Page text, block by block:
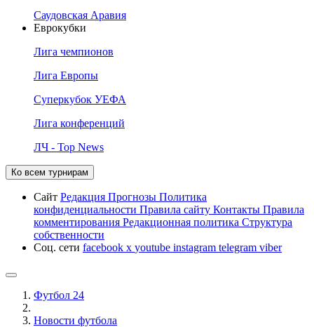
Саудовская Аравия
Еврокубки
Лига чемпионов
Лига Европы
Суперкубок УЕФА
Лига конференций
ЛЧ - Top News
Ко всем турнирам
Сайт Редакция Прогнозы Политика
конфиденциальности Правила сайту Контакты Правила
комментирования Редакционная политика Структура
собственности
Соц. сети facebook x youtube instagram telegram viber
Футбол 24
Новости футбола